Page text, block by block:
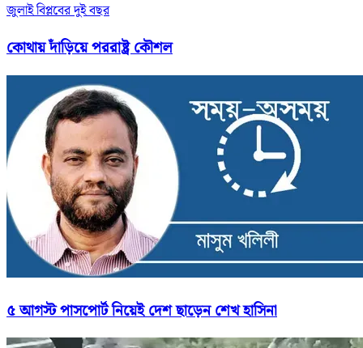
জুলাই বিপ্লবের দুই বছর
কোথায় দাঁড়িয়ে পররাষ্ট্র কৌশল
৫ আগস্ট পাসপোর্ট নিয়েই দেশ ছাড়েন শেখ হাসিনা